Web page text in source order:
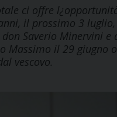
ci offre
il prossimo 3
Saverio Minervini
Massimo il 29 giugno
vescovo.